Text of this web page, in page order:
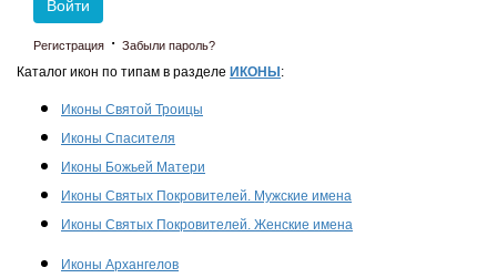
Войти
Регистрация · Забыли пароль?
Каталог икон по типам в разделе ИКОНЫ :
Иконы Святой Троицы
Иконы Спасителя
Иконы Божьей Матери
Иконы Святых Покровителей. Мужские имена
Иконы Святых Покровителей. Женские имена
Иконы Архангелов